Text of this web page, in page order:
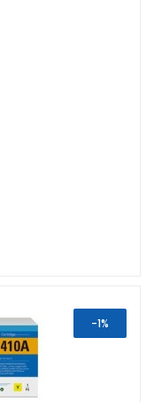
-1%